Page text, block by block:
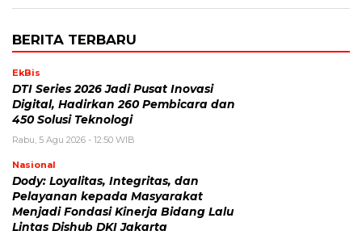
BERITA TERBARU
EkBis
DTI Series 2026 Jadi Pusat Inovasi
Digital, Hadirkan 260 Pembicara dan
450 Solusi Teknologi
Rabu, 5 Agu 2026 - 12:50 WIB
Nasional
Dody: Loyalitas, Integritas, dan
Pelayanan kepada Masyarakat
Menjadi Fondasi Kinerja Bidang Lalu
Lintas Dishub DKI Jakarta